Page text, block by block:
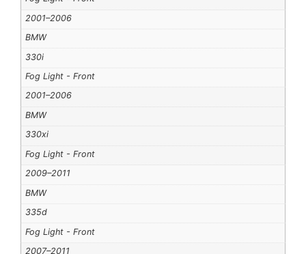
2001–2006
BMW
330i
Fog Light - Front
2001–2006
BMW
330xi
Fog Light - Front
2009–2011
BMW
335d
Fog Light - Front
2007–2011